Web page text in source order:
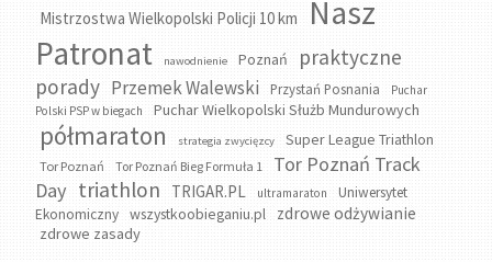
Mistrzostwa Wielkopolski Policji 10 km
Nasz
Patronat
nawodnienie Poznań
praktyczne
porady Przemek Walewski Przystań Posnania
Puchar
Polski PSP w biegach
Puchar Wielkopolski Służb Mundurowych
półmaraton strategia zwycięzcy Super League Triathlon
Tor Poznań Tor Poznań Bieg Formuła 1
Tor Poznań Track
Day triathlon TRIGAR.PL ultramaraton
Uniwersytet
Ekonomiczny
wszystkoobieganiu.pl zdrowe odżywianie
zdrowe zasady